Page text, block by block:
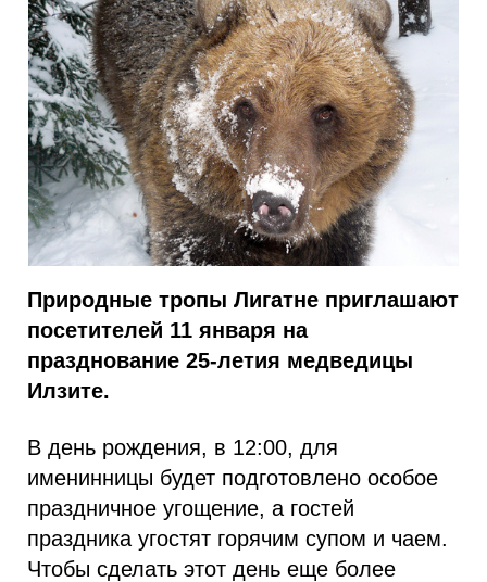
Природные тропы Лигатне приглашают
посетителей 11 января на
празднование 25-летия медведицы
Илзите.
В день рождения, в 12:00, для
именинницы будет подготовлено особое
праздничное угощение, а гостей
праздника угостят горячим супом и чаем.
Чтобы сделать этот день еще более